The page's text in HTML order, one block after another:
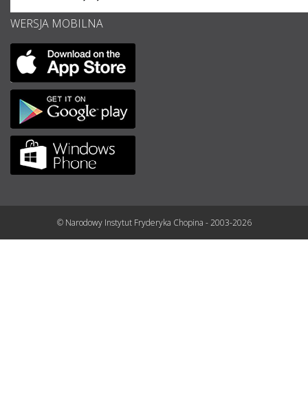
WERSJA MOBILNA
© Narodowy Instytut Fryderyka Chopina - 2003-2026